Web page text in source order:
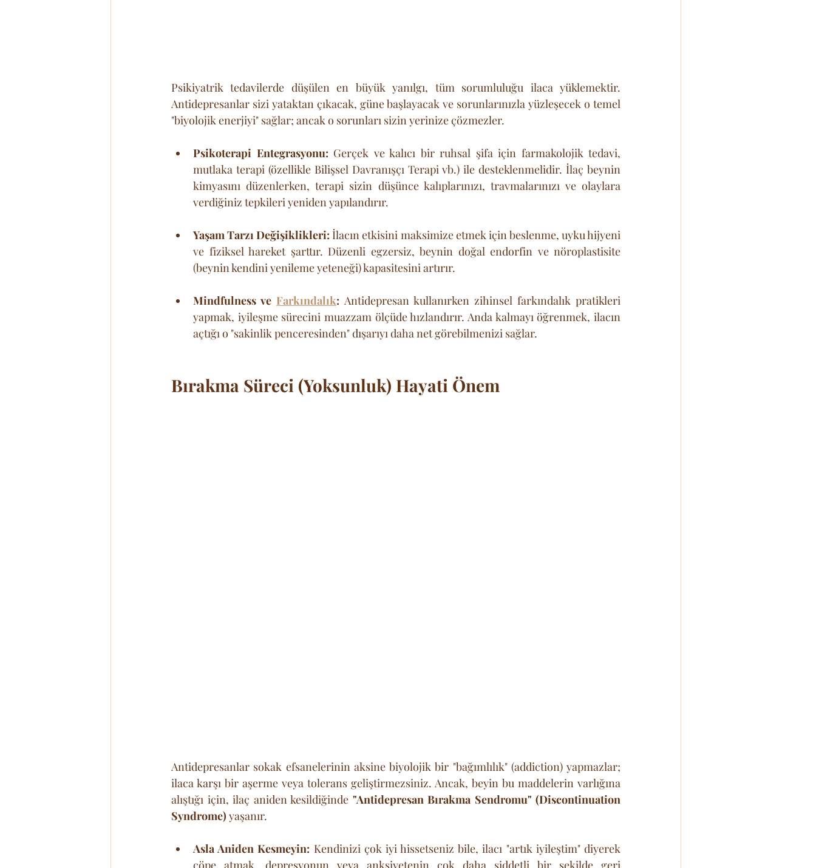
Psikiyatrik tedavilerde düşülen en büyük yanılgı, tüm sorumluluğu ilaca yüklemektir.
Antidepresanlar sizi yataktan çıkacak, güne başlayacak ve sorunlarınızla yüzleşecek o temel
"biyolojik enerjiyi" sağlar; ancak o sorunları sizin yerinize çözmezler.
Psikoterapi Entegrasyonu: Gerçek ve kalıcı bir ruhsal şifa için farmakolojik tedavi,
mutlaka terapi (özellikle Bilişsel Davranışçı Terapi vb.) ile desteklenmelidir. İlaç beynin
kimyasını düzenlerken, terapi sizin düşünce kalıplarınızı, travmalarınızı ve olaylara
verdiğiniz tepkileri yeniden yapılandırır.
Yaşam Tarzı Değişiklikleri: İlacın etkisini maksimize etmek için beslenme, uyku hijyeni
ve fiziksel hareket şarttır. Düzenli egzersiz, beynin doğal endorfin ve nöroplastisite
(beynin kendini yenileme yeteneği) kapasitesini artırır.
Mindfulness ve Farkındalık: Antidepresan kullanırken zihinsel farkındalık pratikleri
yapmak, iyileşme sürecini muazzam ölçüde hızlandırır. Anda kalmayı öğrenmek, ilacın
açtığı o "sakinlik penceresinden" dışarıyı daha net görebilmenizi sağlar.
Bırakma Süreci (Yoksunluk) Hayati Önem
Antidepresanlar sokak efsanelerinin aksine biyolojik bir "bağımlılık" (addiction) yapmazlar;
ilaca karşı bir aşerme veya tolerans geliştirmezsiniz. Ancak, beyin bu maddelerin varlığına
alıştığı için, ilaç aniden kesildiğinde "Antidepresan Bırakma Sendromu" (Discontinuation
Syndrome) yaşanır.
Asla Aniden Kesmeyin: Kendinizi çok iyi hissetseniz bile, ilacı "artık iyileştim" diyerek
çöpe atmak, depresyonun veya anksiyetenin çok daha şiddetli bir şekilde geri